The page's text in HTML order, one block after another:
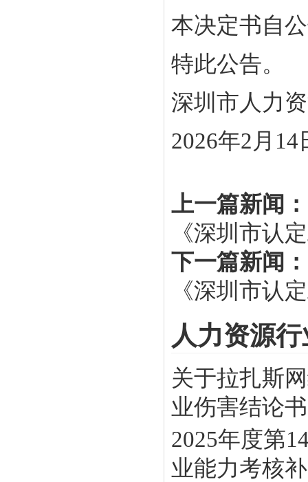
本决定书自
特此公告。
深圳市人力
2026年2月14
上一篇新闻：
《深圳市认
下一篇新闻：
《深圳市认
人力资源
关于拉扎斯
业伤害结论
2025年度第
业能力考核